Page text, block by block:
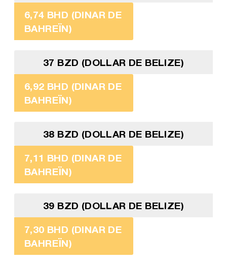
6,74 BHD (DINAR DE
BAHREÏN)
37 BZD (DOLLAR DE BELIZE)
6,92 BHD (DINAR DE
BAHREÏN)
38 BZD (DOLLAR DE BELIZE)
7,11 BHD (DINAR DE
BAHREÏN)
39 BZD (DOLLAR DE BELIZE)
7,30 BHD (DINAR DE
BAHREÏN)